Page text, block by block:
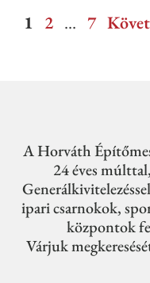
1 2 … 7
A Horváth
24 éves
ipari csarnokok,
központok
Várjuk